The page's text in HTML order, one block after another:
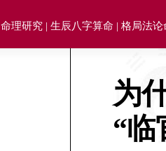
命理研究 | 生辰八字算命 | 格局法论
为
“临